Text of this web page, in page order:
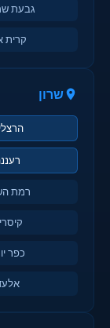
גבעת
קרית
שרון
רמת
כפר